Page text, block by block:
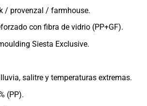
/ provenzal / farmhouse.
con fibra de vidrio (PP+GF).
Siesta Exclusive.
lluvia, salitre y temperaturas extremas.
(PP).